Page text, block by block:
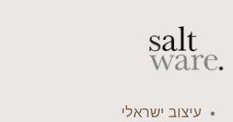
עיצוב ישראלי